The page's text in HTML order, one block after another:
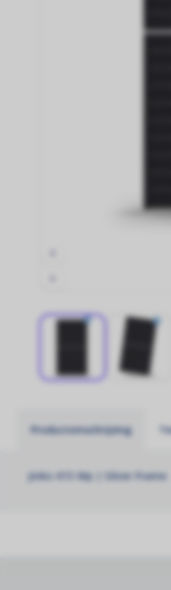
Maximale
Productomschrijving
Jinko 415 Wp | Silver Frame